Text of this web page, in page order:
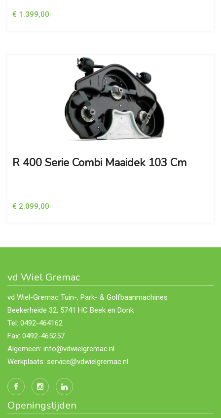
€ 1.399,00
R 400 Serie Combi Maaidek 103 Cm
€ 2.099,00
vd Wiel Gremac
vd Wiel-Gremac Tuin-, Park- & Golfbaanmachines
Beekerheide 32, 5741 HC Beek en Donk
Tel: 0492-464162
Fax: 0492-465257
Algemeen: info@vdwielgremac.nl
Werkplaats: service@vdwielgremac.nl
Openingstijden